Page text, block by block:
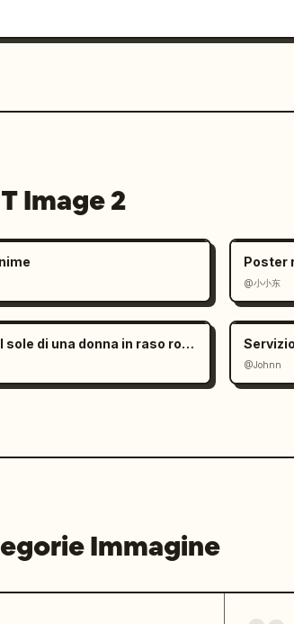
ultra-nitidi
ma potente
di livello pubblicitario
ricco, alta gamma
Image 2
Poster
@小小东
Ritratto illuminato dal sole di una donna in raso rosso
@Johnn
Immagine